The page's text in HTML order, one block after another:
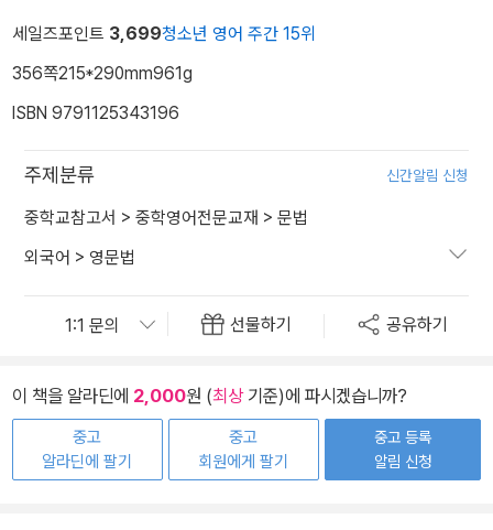
세일즈포인트 3,699청소년 영어 주간 15위
356쪽215*290mm961g
ISBN 9791125343196
주제분류 신간알림 신청
중학교참고서 > 중학영어전문교재 > 문법
외국어 > 영문법
선물하기 공유하기
이 책을 알라딘에 2,000원 (최상기준)에 파시겠습니까?
중고
알라딘에 팔기
중고
회원에게 팔기
중고 등록
알림 신청